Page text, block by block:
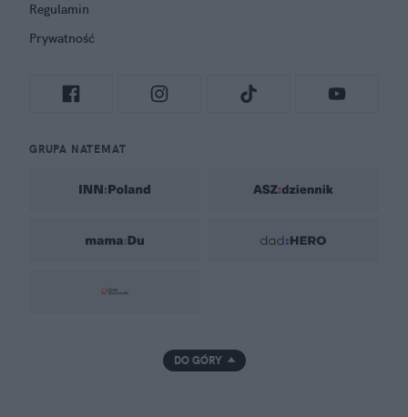
Regulamin
Prywatność
GRUPA NATEMAT
DO GÓRY